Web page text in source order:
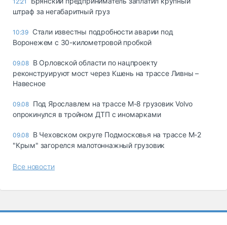
штраф за негабаритный груз
10:39 Стали известны подробности аварии под
Воронежем с 30-километровой пробкой
09.08 В Орловской области по нацпроекту
реконструируют мост через Кшень на трассе Ливны –
Навесное
09.08 Под Ярославлем на трассе М-8 грузовик Volvo
опрокинулся в тройном ДТП с иномарками
09.08 В Чеховском округе Подмосковья на трассе М-2
"Крым" загорелся малотоннажный грузовик
Все новости